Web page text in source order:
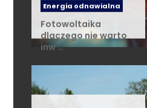
Energia odnawialna
Fotowoltaika
dlaczego nie warto
inw …